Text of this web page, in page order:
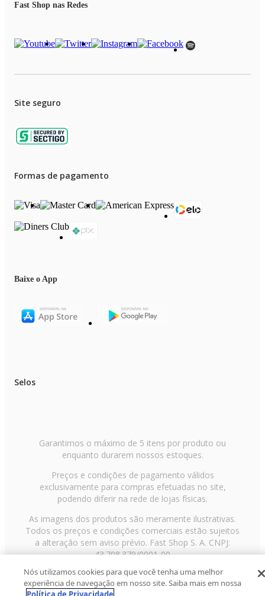
Fast Shop nas Redes
Site seguro
Formas de pagamento
Baixe o App
Selos
Garantimos o máximo de 5 itens por produto ou
enquanto durarem nossos estoques.
Preços e condições de pagamento válidos
exclusivamente para compras efetuadas no site,
podendo diferir na rede de lojas físicas.
As imagens dos produtos são meramente ilustrativas.
Todos os preços e condições comerciais estão sujeitos
a alteração sem aviso prévio. Fast Shop S. A. CNPJ:
43.708.379/0001-00
Avenida Zaki Narchi, nº 1650, sobreloja, Carandiru, São
Paulo/SP, CEP 02029-001, Telefone: 11 3003-3728 ©
Nós utilizamos cookies para que você tenha uma melhor
experiência de navegação em nosso site. Saiba mais em nossa